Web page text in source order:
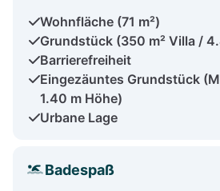
Wohnfläche (71 m²)
Grundstück (350 m² Villa /
Barrierefreiheit
Eingezäuntes Grundstück
1.40 m Höhe)
Urbane Lage
Badespaß